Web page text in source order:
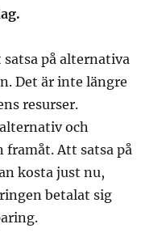
på alternativa
Det är inte längre
resurser.
och
Att satsa på
kosta just nu,
betalat sig